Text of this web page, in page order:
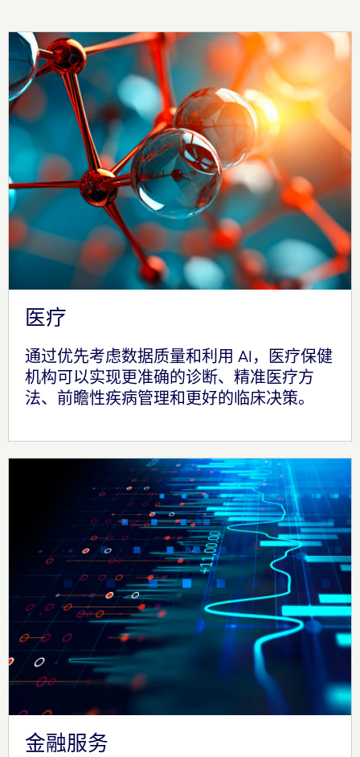
医疗
通过优先考虑数据质量和利用 AI，医疗保健
机构可以实现更准确的诊断、精准医疗方
法、前瞻性疾病管理和更好的临床决策。
金融服务